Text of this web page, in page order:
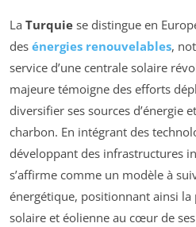
La Turquie se distingue en
des énergies renouvelables,
service d’une centrale solaire
majeure témoigne des efforts
diversifier ses sources d’énergie
charbon. En intégrant des
développant des infrastructures
s’affirme comme un modèle à
énergétique, positionnant ainsi la
solaire et éolienne au cœur de